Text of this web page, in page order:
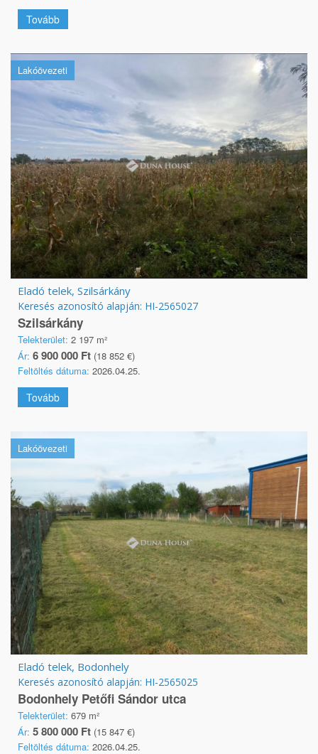
Tovább
Lakóövezeti
Eladó telek, Szilsárkány
Keresés azonosító alapján: HI-2565027
Szilsárkány
Telekterület: 2 197 m²
Ár: 6 900 000 Ft (18 852 €)
Feltöltés dátuma: 2026.04.25.
Tovább
Lakóövezeti
Eladó telek, Bodonhely
Keresés azonosító alapján: HI-2565025
Bodonhely Petőfi Sándor utca
Telekterület: 679 m²
Ár: 5 800 000 Ft (15 847 €)
Feltöltés dátuma: 2026.04.25.